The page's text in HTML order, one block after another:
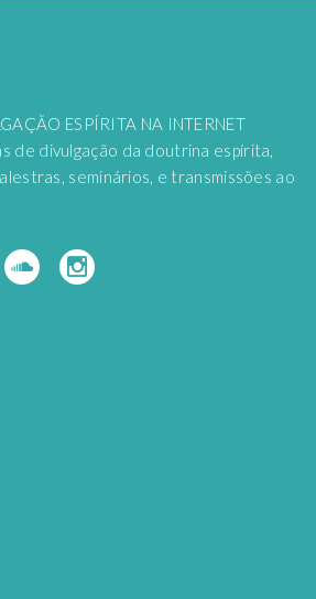
ESPÍRITA NA INTERNET
de divulgação da doutrina espírita,
seminários, e transmissões ao